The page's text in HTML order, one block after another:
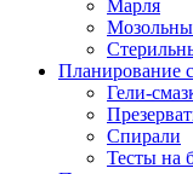
Марля
Планирование
Гели-
Спирали
Тесты на